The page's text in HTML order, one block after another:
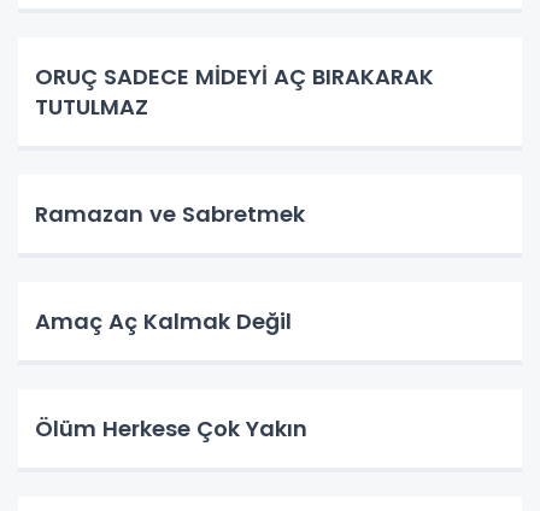
ORUÇ SADECE MİDEYİ AÇ BIRAKARAK
TUTULMAZ
Ramazan ve Sabretmek
Amaç Aç Kalmak Değil
Ölüm Herkese Çok Yakın